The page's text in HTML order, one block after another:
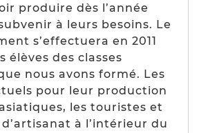
produire dès l’année
à leurs besoins. Le
s’effectuera en 2011
élèves des classes
nous avons formé. Les
pour leur production
les touristes et
à l’intérieur du